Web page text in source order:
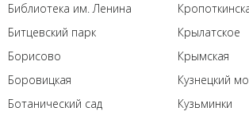
Библиотека им. Ленина
Битцевский парк
Борисово
Боровицкая
Ботанический сад
Крылатское
Крымская
Кузнецкий
Кузьминки